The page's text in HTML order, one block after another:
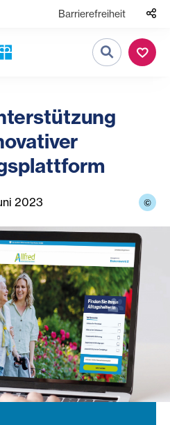
Barrierefreiheit
Suche
2023 ©